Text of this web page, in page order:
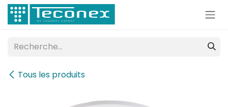
Se rendre au contenu
Tous les produits